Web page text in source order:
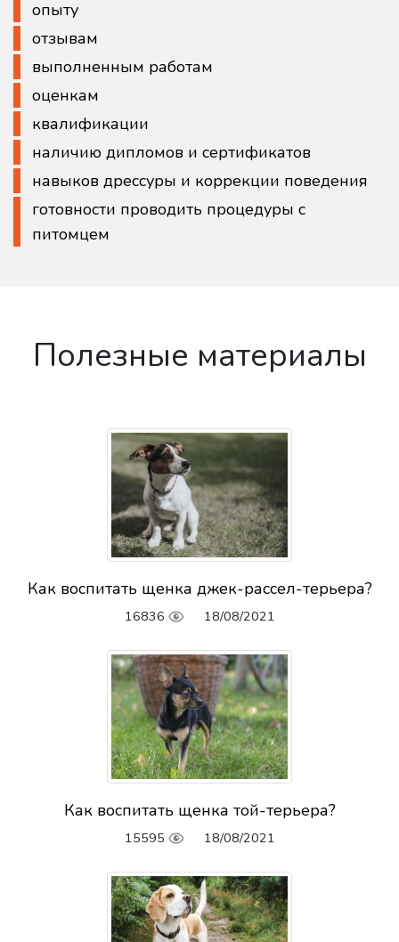
опыту
отзывам
выполненным работам
оценкам
квалификации
наличию дипломов и сертификатов
навыков дрессуры и коррекции поведения
готовности проводить процедуры с
питомцем
Полезные материалы
Как воспитать щенка джек-рассел-терьера?
16836 18/08/2021
Как воспитать щенка той-терьера?
15595 18/08/2021